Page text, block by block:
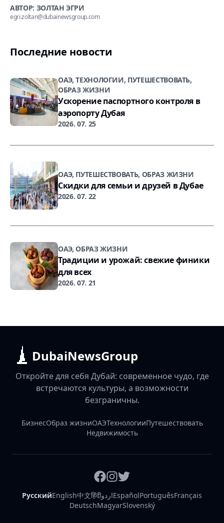
АВТОР: ЗОЛТАН ЭГРИ
egri.zoltan@dubainewsgroup.com
Последние новости
ОАЭ, ТЕХНОЛОГИИ, ПУТЕШЕСТВОВАТЬ,
ОБРАЗ ЖИЗНИ
Ускорение паспортного контроля в
аэропорту Дубая
2026. 07. 25
ОАЭ, ПУТЕШЕСТВОВАТЬ, ОБРАЗ ЖИЗНИ
Скидки для семьи и друзей в Дубае
2026. 07. 22
ОАЭ, ОБРАЗ ЖИЗНИ
Традиции и урожай: свежие финики
для всех
2026. 07. 21
DubaiNewsGroup
Откройте для себя Дубай: современное чудо, где
встречаются культуры, а возможности
безграничны.
БизнесОбраз жизниОАЭТехнологииПутешествовать
Недвижимость
РусскийEnglish中文हिंदीاردوEspañolPortuguêsFrançais
DeutschMagyarSlovenský